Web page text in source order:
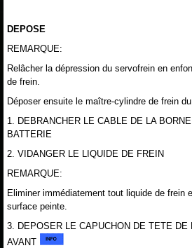
DEPOSE
REMARQUE:
Relâcher la dépression du servofrein en
de frein.
Déposer ensuite le maître-cylindre de frein du
1. DEBRANCHER LE CABLE DE LA
BATTERIE
2. VIDANGER LE LIQUIDE DE FREIN
REMARQUE:
Eliminer immédiatement tout liquide de frein
surface peinte.
3. DEPOSER LE CAPUCHON DE TETE DE
AVANT